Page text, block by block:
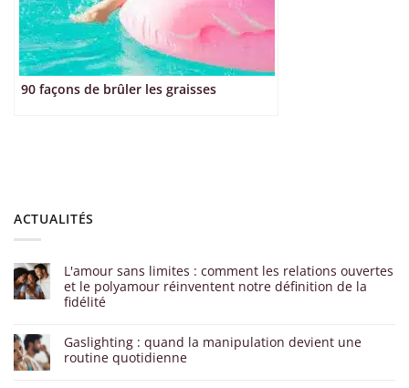
90 façons de brûler les graisses
ACTUALITÉS
L'amour sans limites : comment les relations ouvertes
et le polyamour réinventent notre définition de la
fidélité
Gaslighting : quand la manipulation devient une
routine quotidienne